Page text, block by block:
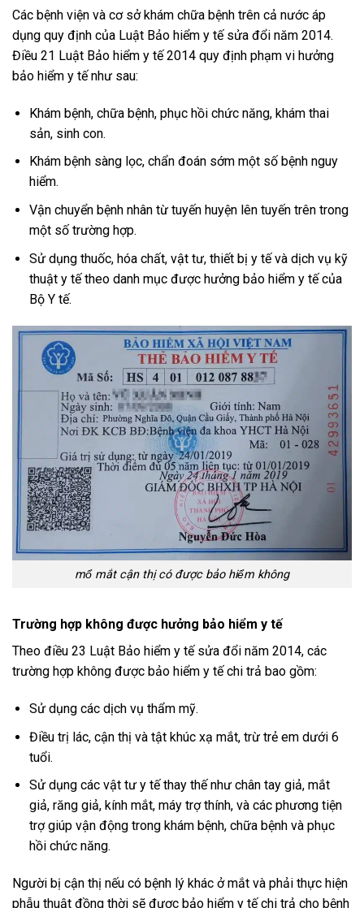
Các bệnh viện và cơ sở khám chữa bệnh trên cả nước áp
dụng quy định của Luật Bảo hiểm y tế sửa đổi năm 2014.
Điều 21 Luật Bảo hiểm y tế 2014 quy định phạm vi hưởng
bảo hiểm y tế như sau:
Khám bệnh, chữa bệnh, phục hồi chức năng, khám thai
sản, sinh con.
Khám bệnh sàng lọc, chẩn đoán sớm một số bệnh nguy
hiểm.
Vận chuyển bệnh nhân từ tuyến huyện lên tuyến trên trong
một số trường hợp.
Sử dụng thuốc, hóa chất, vật tư, thiết bị y tế và dịch vụ kỹ
thuật y tế theo danh mục được hưởng bảo hiểm y tế của
Bộ Y tế.
mổ mắt cận thị có được bảo hiểm không
Trường hợp không được hưởng bảo hiểm y tế
Theo điều 23 Luật Bảo hiểm y tế sửa đổi năm 2014, các
trường hợp không được bảo hiểm y tế chi trả bao gồm:
Sử dụng các dịch vụ thẩm mỹ.
Điều trị lác, cận thị và tật khúc xạ mắt, trừ trẻ em dưới 6
tuổi.
Sử dụng các vật tư y tế thay thế như chân tay giả, mắt
giả, răng giả, kính mắt, máy trợ thính, và các phương tiện
trợ giúp vận động trong khám bệnh, chữa bệnh và phục
hồi chức năng.
Người bị cận thị nếu có bệnh lý khác ở mắt và phải thực hiện
phẫu thuật đồng thời sẽ được bảo hiểm y tế chi trả cho bệnh